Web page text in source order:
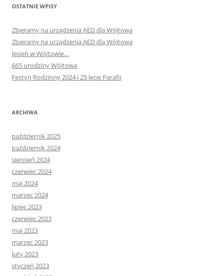
OSTATNIE WPISY
Zbieramy na urządzenia AED dla Wójtowa
Zbieramy na urządzenia AED dla Wójtowa
Jesień w Wójtowie…
665 urodziny Wójtowa
Festyn Rodzinny 2024 i 25 lecie Parafii
ARCHIWA
październik 2025
październik 2024
sierpień 2024
czerwiec 2024
maj 2024
marzec 2024
lipiec 2023
czerwiec 2023
maj 2023
marzec 2023
luty 2023
styczeń 2023